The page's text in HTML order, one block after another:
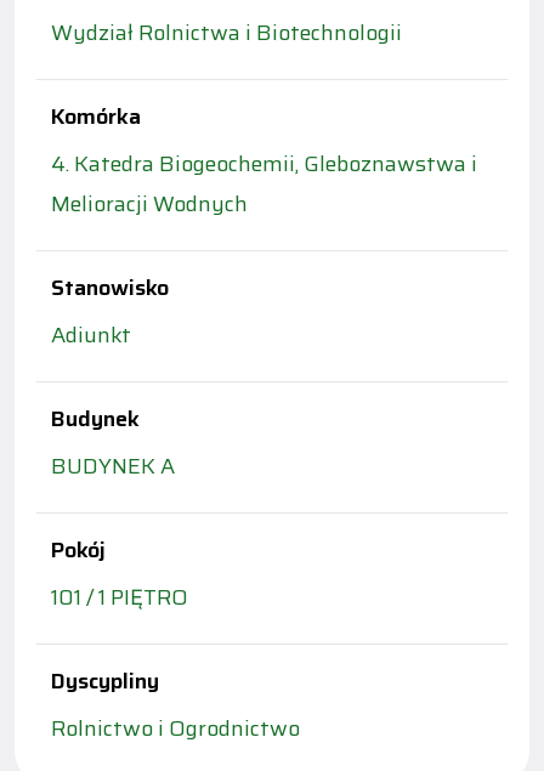
Wydział Rolnictwa i Biotechnologii
Komórka
4. Katedra Biogeochemii, Gleboznawstwa i
Melioracji Wodnych
Stanowisko
Adiunkt
Budynek
BUDYNEK A
Pokój
101 / 1 PIĘTRO
Dyscypliny
Rolnictwo i Ogrodnictwo